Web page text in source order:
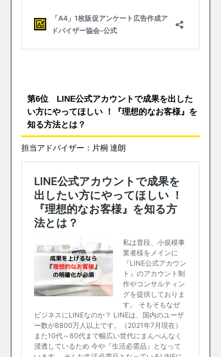
第6位 LINE公式アカウントで成果を出した
い方にやってほしい ！『理想的なお客様』を
知る方法とは？
担当アドバイザー：片桐 達朗